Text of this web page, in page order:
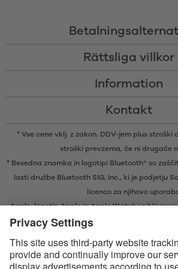
Rättsliga villkor
Information
Kontakt
* Vse cene vklj. z zakon. DDV-jem plus stroški
stroški prevzema, če ni drugače
* Besedna znamka in logotipi Bluetooth® so
lasti družbe Bluetooth SIG, Inc., ki je podjetju
licenco za njihovo
Apple, logotip Apple in Apple Watch so
Inc. Google Play in logotip Google Play sta
Apple, Apple-logotypen och Apple Watch är
Apple Inc. Google Play och Google Play-